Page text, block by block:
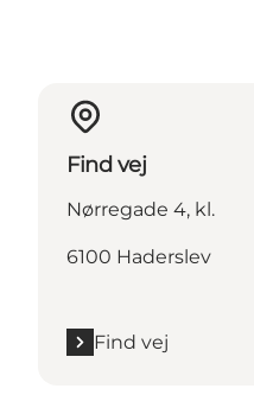
Find vej
Nørregade 4, kl.
6100 Haderslev
Find vej